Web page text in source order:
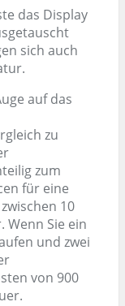
das Display
sich auch
auf das
zu
zum
für eine
10
Wenn Sie ein
und zwei
von 900